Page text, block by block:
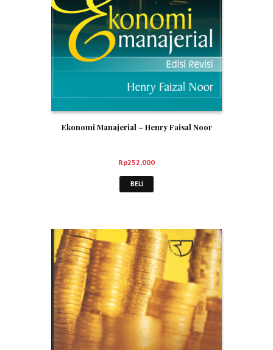
Ekonomi Manajerial – Henry Faisal Noor
Rp252,000
BELI